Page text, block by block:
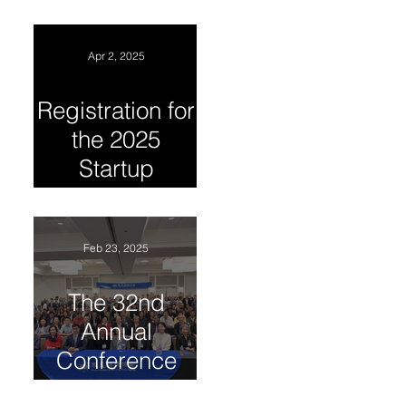
GLOBAL
INNOVATION
Registration for
the 2025
Startup
Competition
has begun
Apr 2, 2025
The 32nd
Annual
Conference
and Global
Feb 23, 2025